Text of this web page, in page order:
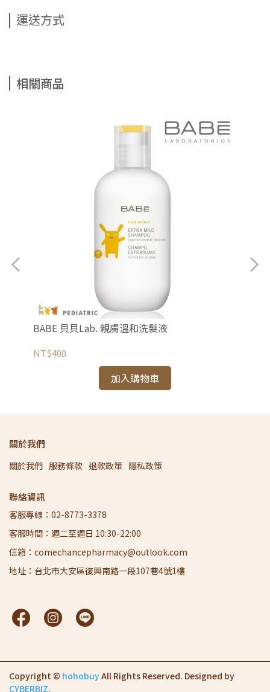
運送方式
相關商品
BABE 貝貝Lab. 親膚溫和洗髮液
NT$400
加入購物車
關於我們
關於我們 服務條款 退款政策 隱私政策
聯絡資訊
客服專線：02-8773-3378
客服時間：週二至週日 10:30-22:00
信箱：comechancepharmacy@outlook.com
地址：台北市大安區復興南路一段107巷4號1樓
Copyright © hohobuyAll Rights Reserved. Designed by
CYBERBIZ.